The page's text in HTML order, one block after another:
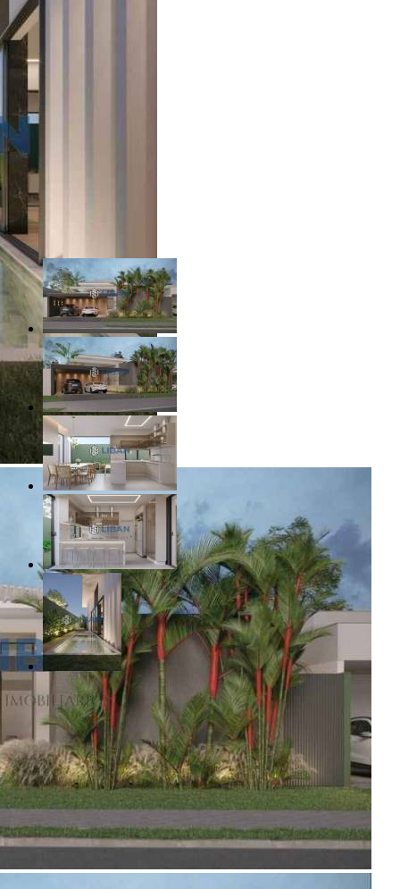
R$ 1.600.000,00
Vila Aviação - Bauru/SP
Referência: CO00016
3 Quartos
4 Banheiros
2 Vagas